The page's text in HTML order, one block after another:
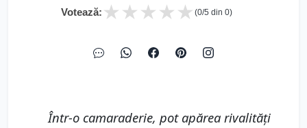
Votează: ★
★
★
★
★ (0/5 din 0)
Într-o camaraderie, pot apărea rivalități